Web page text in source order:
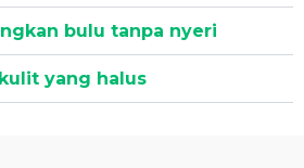
bulu tanpa nyeri
yang halus